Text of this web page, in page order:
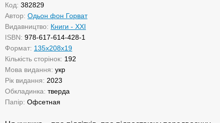
Код: 382829
Автор: Одьон фон Горват
Видавництво: Книги - XXI
ISBN: 978-617-614-428-1
Формат: 135х208х19
Кількість сторінок: 192
Мова видання: укр
Рік видання: 2023
Обкладинка: тверда
Папір: Офсетная